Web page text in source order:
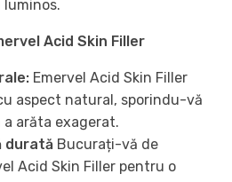
Acid Skin Filler
Emervel Acid Skin Filler
aspect natural, sporindu-vă
arăta exagerat.
durată Bucurați-vă de
Acid Skin Filler pentru o